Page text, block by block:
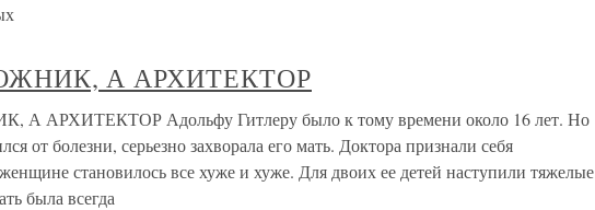
А АРХИТЕКТОР
АРХИТЕКТОР Адольфу Гитлеру было к тому времени около 16 лет. Но
от болезни, серьезно захворала его мать. Доктора признали себя
становилось все хуже и хуже. Для двоих ее детей наступили тяжелые
была всегда